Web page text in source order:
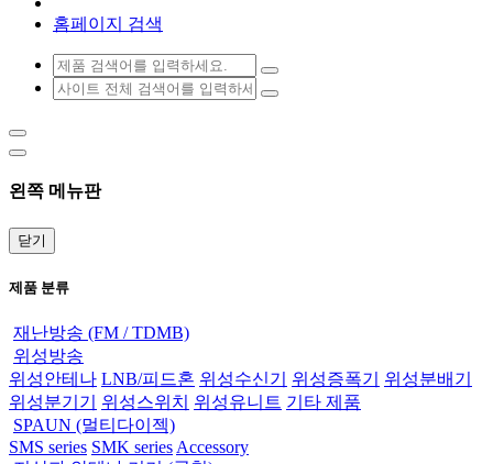
홈페이지 검색
왼쪽 메뉴판
닫기
제품 분류
재난방송 (FM / TDMB)
위성방송
위성안테나 LNB/피드혼 위성수신기 위성증폭기
위성분배기
위성분기기
위성스위치 위성유니트 기타 제품
SPAUN (멀티다이젝)
SMS series SMK series Accessory